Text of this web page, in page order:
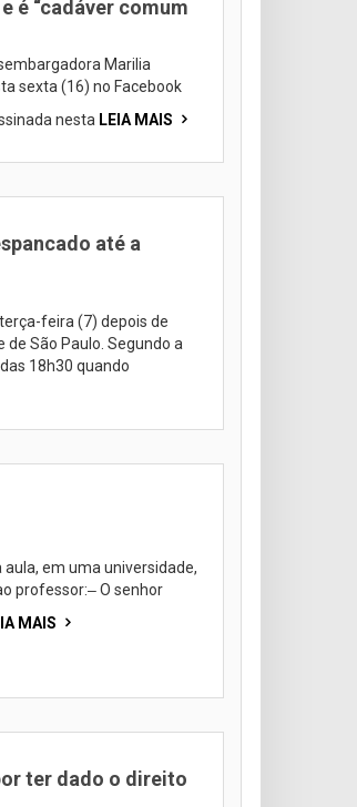
é “cadáver comum
Marilia
sexta (16) no Facebook
nesta LEIA MAIS
até a
feira (7) depois de
São Paulo. Segundo a
18h30 quando
aula, em uma universidade,
professor:‒ O senhor
MAIS
ter dado o direito